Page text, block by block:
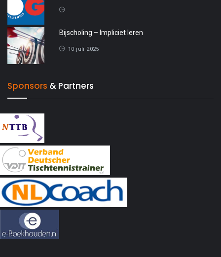
Bijscholing – Impliciet leren
10 juli 2025
Sponsors & Partners